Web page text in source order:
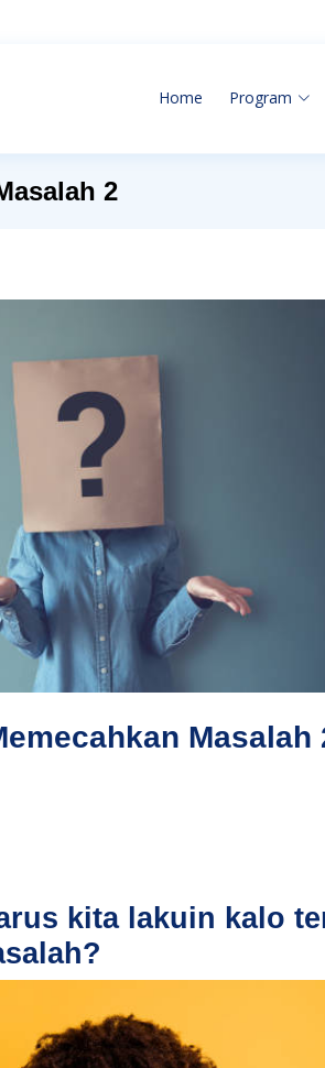
Home Program
2
Masalah
kita lakuin kalo